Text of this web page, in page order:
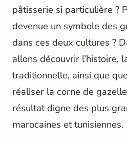
pâtisserie si particulière ?
devenue un symbole des
dans ces deux cultures ?
allons découvrir l’histoire,
traditionnelle, ainsi que
réaliser la corne de
résultat digne des plus
marocaines et tunisiennes.